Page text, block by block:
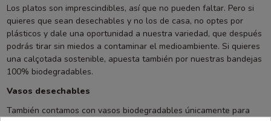
Los platos son imprescindibles, así que no pueden faltar. Pero si
quieres que sean desechables y no los de casa, no optes por
plásticos y dale una oportunidad a nuestra variedad, que después
podrás tirar sin miedos a contaminar el medioambiente. Si quieres
una calçotada sostenible, apuesta también por nuestras bandejas
100% biodegradables.
Vasos desechables
También contamos con vasos biodegradables únicamente para